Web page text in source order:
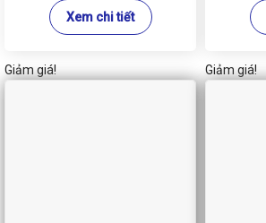
Xem chi tiết
Giảm giá! Giảm giá!